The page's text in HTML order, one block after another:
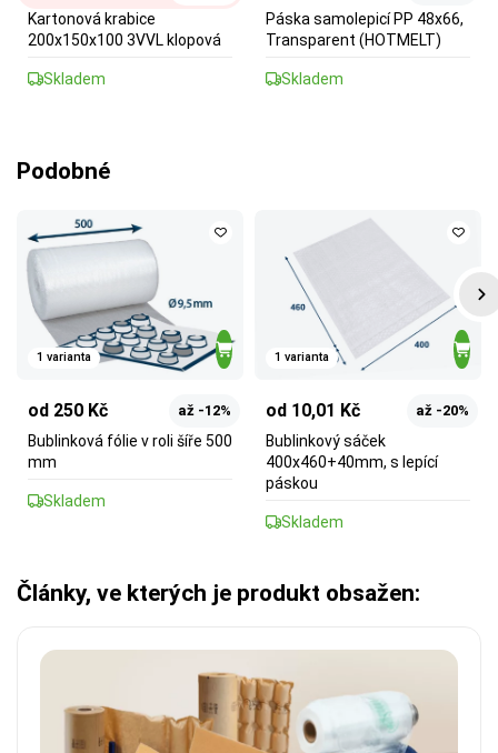
Kartonová krabice
200x150x100 3VVL klopová
Skladem
Páska samolepicí PP 48x66,
Transparent (HOTMELT)
Skladem
Podobné
1 varianta
od 250 Kč až -12%
Bublinková fólie v roli šíře 500
mm
Skladem
1 varianta
od 10,01 Kč až -20%
Bublinkový sáček
400x460+40mm, s lepící
páskou
Skladem
Články, ve kterých je produkt obsažen: